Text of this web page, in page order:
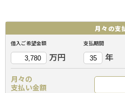
月々の支
借入ご希望金額
万円
支払期間
年
月々の
支払い金額